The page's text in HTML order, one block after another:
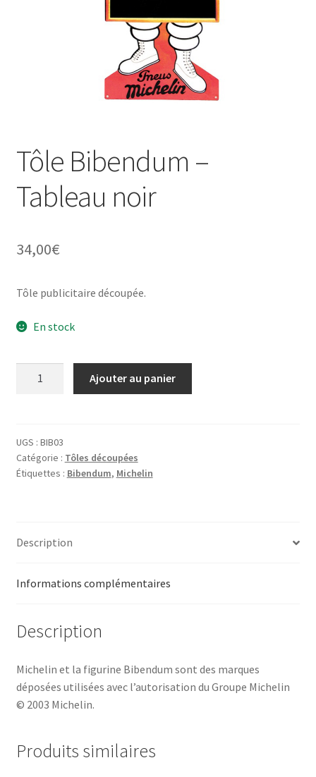
Une histoire de plaques émaillées
Tôle Bibendum –
Tableau noir
34,00€
Tôle publicitaire découpée.
En stock
-
Tableau
noir
Ajouter au panier
UGS : BIB03
Catégorie : Tôles découpées
Étiquettes : Bibendum, Michelin
Description
Informations complémentaires
Description
Michelin et la figurine Bibendum sont des marques
déposées utilisées avec l’autorisation du Groupe Michelin
© 2003 Michelin.
Produits similaires